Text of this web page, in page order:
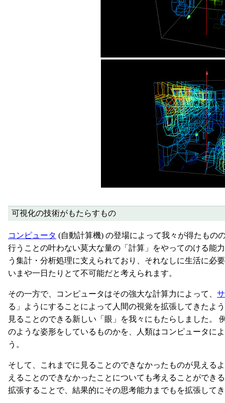
可視化の技術がもたらすもの
コンピュータ (自動計算機) の登場によって我々が得たもの
行うことの叶わない莫大な量の「計算」をやってのける能
う集計・分析処理に支えられており、それなしに生活に必
いまや一日たりとて不可能だと考えられます。
その一方で、コンピュータはその強大な計算力によって、
る」ようにすることによって人間の視覚を拡張してきたよ
見ることのできる新しい「眼」を我々にもたらしました。
のような姿形をしているものかを、人類はコンピュータに
う。
そして、これまでに見ることのできなかったものが見える
えることのできなかったことについても考えることができ
拡張することで、結果的にその思考能力までもを拡張して